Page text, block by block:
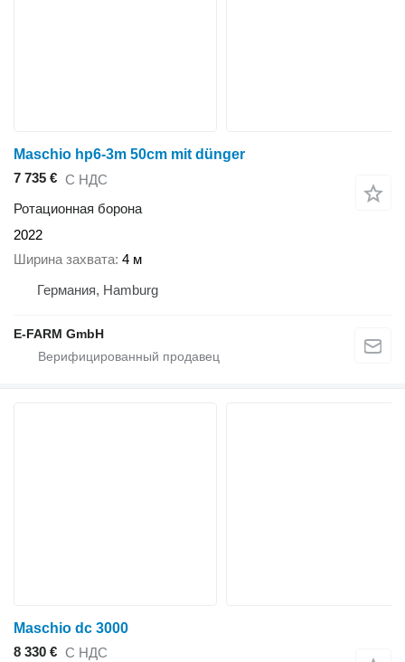
Maschio hp6-3m 50cm mit dünger
7 735 € С НДС
Ротационная борона
2022
Ширина захвата 4 м
Германия, Hamburg
E-FARM GmbH
Maschio dc 3000
8 330 € С НДС